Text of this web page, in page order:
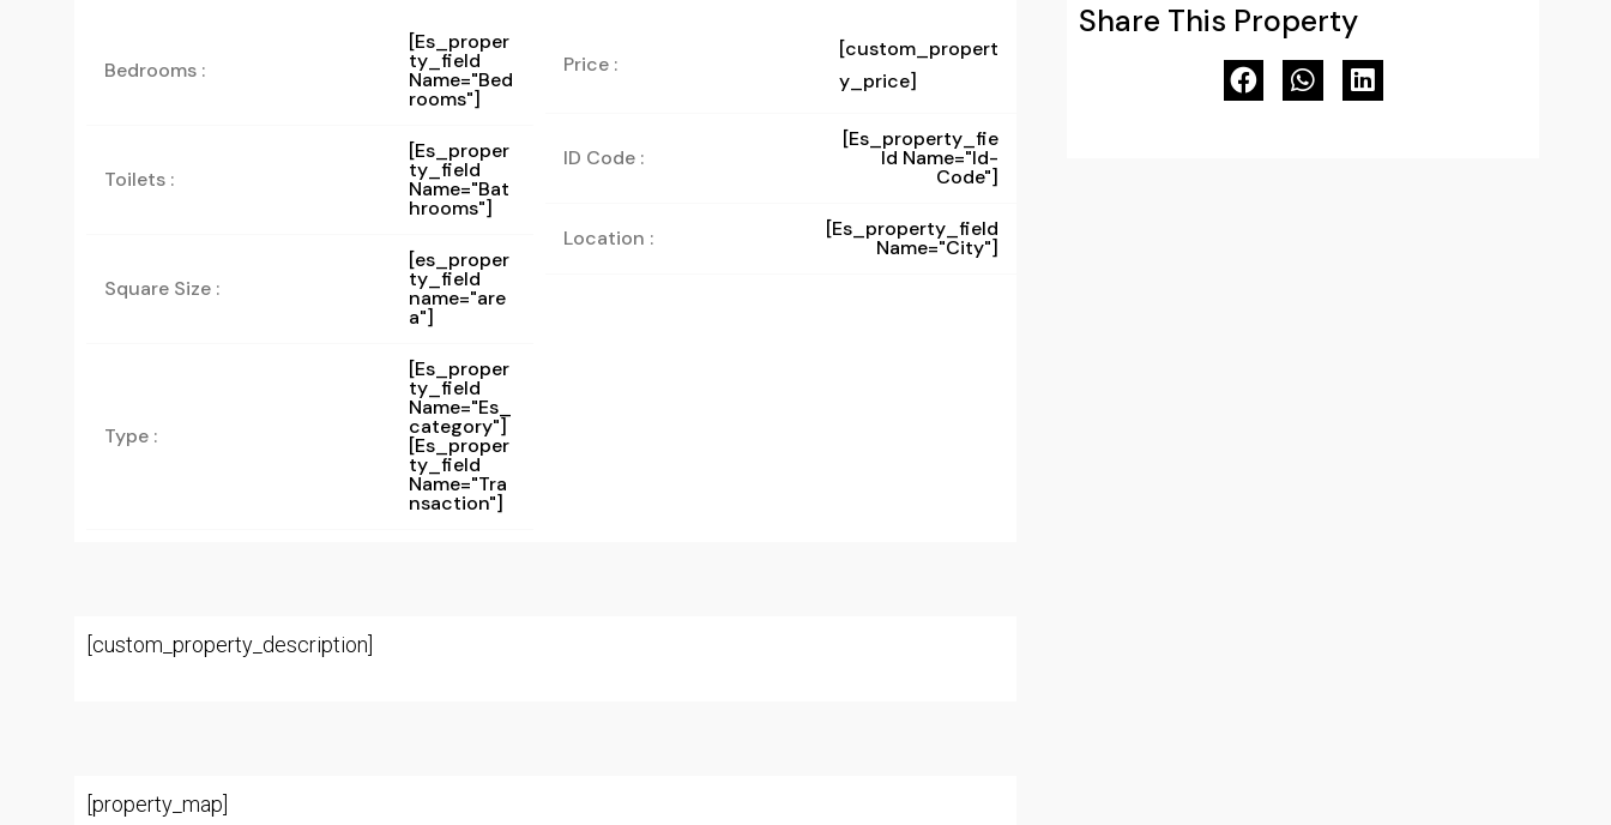
Bedrooms :
[es_proper
Ty_field
Name="bed
Rooms"]
Toilets :
[es_proper
Ty_field
Name="bat
Hrooms"]
Square Size :
[es_proper
ty_field
name="are
a"]
Type :
[es_proper
Ty_field
Name="es_
Category"]
[es_proper
Ty_field
Name="tra
Nsaction"]
Price :
[custom_propert
y_price]
ID Code :
[es_property_fie
Ld Name="id-
Code"]
Location : [es_property_field
Name="city"]
[custom_property_description]
[property_map]
Share This Property